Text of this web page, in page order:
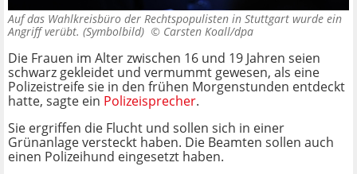
Auf das Wahlkreisbüro der Rechtspopulisten in Stuttgart wurde ein
Angriff verübt. (Symbolbild) © Carsten Koall/dpa
Die Frauen im Alter zwischen 16 und 19 Jahren seien
schwarz gekleidet und vermummt gewesen, als eine
Polizeistreife sie in den frühen Morgenstunden entdeckt
hatte, sagte ein Polizeisprecher.
Sie ergriffen die Flucht und sollen sich in einer
Grünanlage versteckt haben. Die Beamten sollen auch
einen Polizeihund eingesetzt haben.